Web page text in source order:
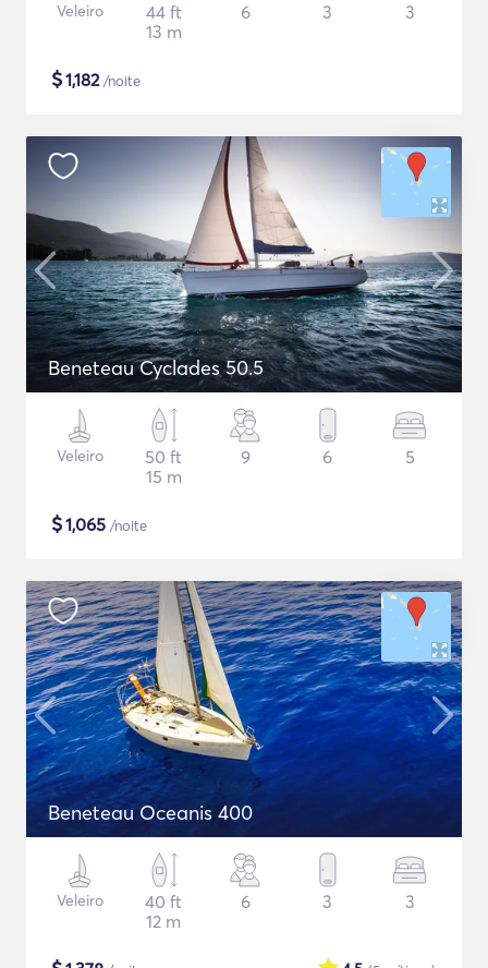
Veleiro
44 ft
13 m
6 3 3
$1,182/noite
Beneteau Cyclades 50.5
Veleiro
50 ft
15 m
9 6 5
$1,065 /noite
Beneteau Oceanis 400
Veleiro
40 ft
12 m
6 3 3